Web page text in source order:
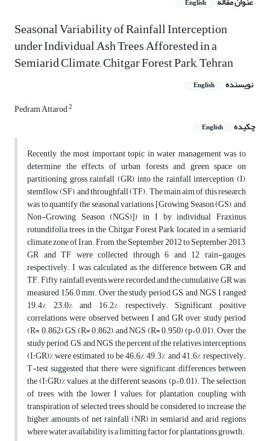
English
Seasonal Variability of Rainfall Interception
under Individual Ash Trees Afforested in a
Semiarid Climate, Chitgar Forest Park, Tehran
نویسنده English
Pedram Attarod2
چکیده English
Recently, the most important topic in water management was to
determine the effects of urban forests and green space on
partitioning gross rainfall (GR) into the rainfall interception (I),
stemflow (SF), and throughfall (TF). The main aim of this research
was to quantify the seasonal variations [Growing Season (GS), and
Non-Growing Season (NGS)]) in I by individual Fraxinus
rotundifolia trees in the Chitgar Forest Park located in a semiarid
climate zone of Iran. From the September 2012 to September 2013,
GR and TF were collected through 6 and 12 rain-gauges,
respectively. I was calculated as the difference between GR and
TF. Fifty rainfall events were recorded and the cumulative GR was
measured 156.0 mm. Over the study period, GS, and NGS, I ranged
19.4%, 23.0%, and 16.2%, respectively. Significant positive
correlations were observed between I and GR over study period
(R= 0.862), GS (R= 0.862), and NGS (R= 0.950) (p<0.01). Over the
study period, GS, and NGS the percent of the relatives interceptions
(I:GR)% were estimated to be 46.6%, 49.3%, and 41.6%, respectively.
T-test suggested that there were significant differences between
the (I:GR)% values at the different seasons (p<0.01). The selection
of trees with the lower I values for plantation coupling with
transpiration of selected trees should be considered to increase the
higher amounts of net rainfall (NR) in semiarid and arid regions
where water availability is a limiting factor for plantations growth.